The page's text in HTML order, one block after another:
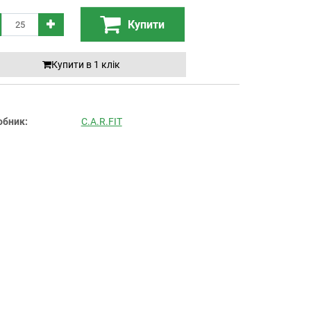
Купити
Купити в 1 клiк
C.A.R.FIT